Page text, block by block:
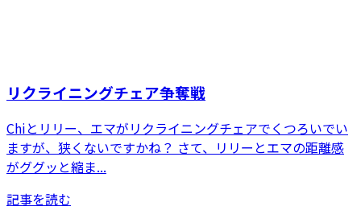
リクライニングチェア争奪戦
Chiとリリー、エマがリクライニングチェアでくつろいでい
ますが、狭くないですかね？ さて、リリーとエマの距離感
がググッと縮ま...
記事を読む